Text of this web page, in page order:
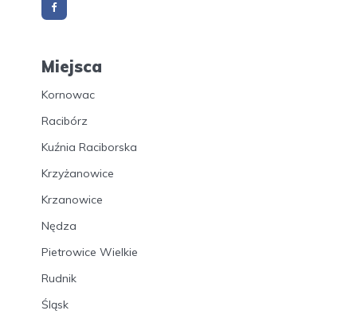
Miejsca
Kornowac
Racibórz
Kuźnia Raciborska
Krzyżanowice
Krzanowice
Nędza
Pietrowice Wielkie
Rudnik
Śląsk